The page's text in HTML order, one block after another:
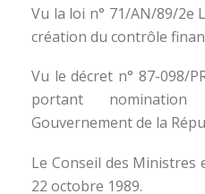
Vu la loi n° 71/AN/89/2e
création du contrôle
Vu le décret n° 87-098/
portant
Gouvernement de la
Le Conseil des Ministres
22 octobre 1989.